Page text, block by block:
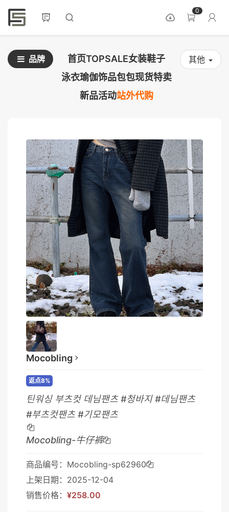
0
品牌 首页TOPSALE女装鞋子
泳衣瑜伽饰品包包现货特卖
新品活动站外代购
其他
Mocobling
返点8%
틴워싱 부츠컷 데님팬츠 #청바지 #데님팬츠
#부츠컷팬츠 #기모팬츠
Mocobling-牛仔裤
商品编号：Mocobling-sp62960
上架日期：2025-12-04
销售价格： ¥258.00